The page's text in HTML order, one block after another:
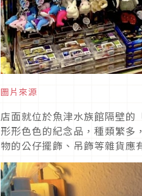
圖片來源
店面就位於魚津水族館隔壁的
形形色色的紀念品，種類繁多
物的公仔擺飾、吊飾等雜貨應